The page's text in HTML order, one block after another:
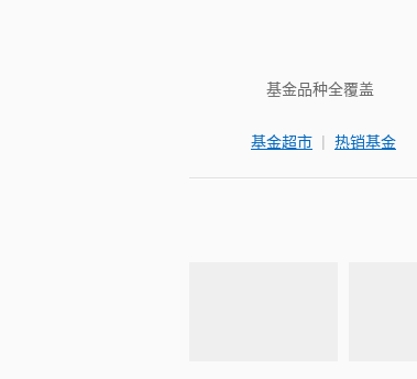
基金品种全覆盖
基金超市 | 热销基金